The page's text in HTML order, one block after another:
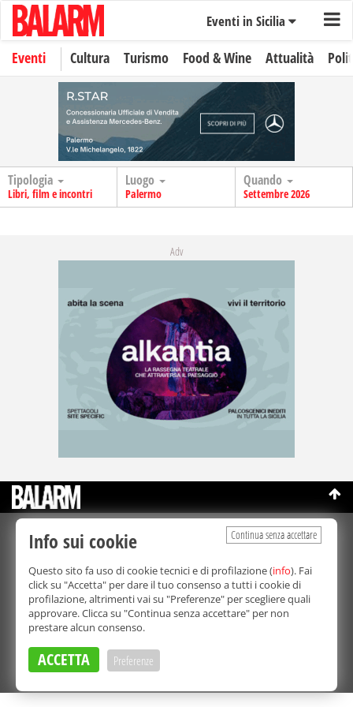
Eventi in Sicilia
Eventi Cultura Turismo Food & Wine Attualità
Tipologia
Libri, film e incontri
Luogo
Palermo
Quando
Settembre 2026
Adv
©Copyright 2003-2026
Bmedia Srl
La riproduzione totale o parziale di tutti i contenuti, in qualunque
forma, su qualsiasi supporto è proibita.
Balarm.it è una testata giornalistica registrata. Autorizzazione del
Tribunale di Palermo n° 32 del 21/10/2003
Direttore responsabile:Fabio Ricotta
Privacy e Cookie Policy
Continua senza accettare
Info sui cookie
Questo sito fa uso di cookie tecnici e di profilazione (info). Fai
click su "Accetta" per dare il tuo consenso a tutti i cookie di
profilazione, altrimenti vai su "Preferenze" per scegliere quali
approvare. Clicca su "Continua senza accettare" per non
prestare alcun consenso.
ACCETTA Preferenze